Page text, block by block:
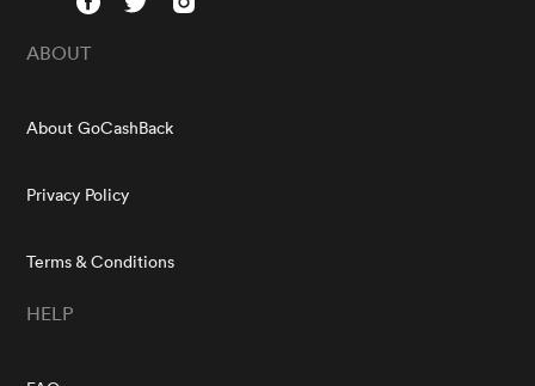
ABOUT
About GoCashBack
Privacy Policy
Terms & Conditions
HELP